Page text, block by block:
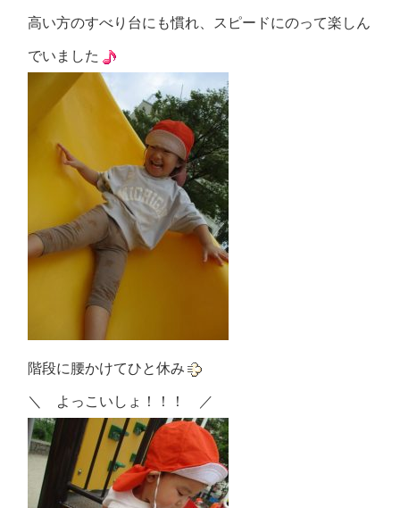
高い方のすべり台にも慣れ、スピードにのって楽しん
でいました
階段に腰かけてひと休み
＼ よっこいしょ！！！ ／